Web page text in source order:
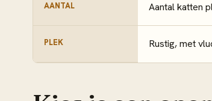
AANTAL Aantal katten
PLEK Rustig, met